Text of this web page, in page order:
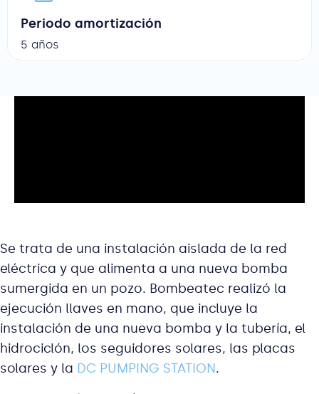
Periodo amortización
5 años
Se trata de una instalación aislada de la red
eléctrica y que alimenta a una nueva bomba
sumergida en un pozo. Bombeatec realizó la
ejecución llaves en mano, que incluye la
instalación de una nueva bomba y la tubería, el
hidrociclón, los seguidores solares, las placas
solares y la DC PUMPING STATION.